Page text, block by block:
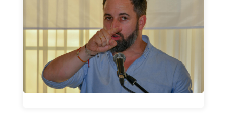
La frase